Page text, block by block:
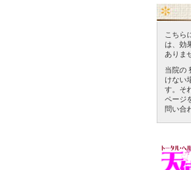
こちら
は、効
ありま
当院の
けない
す。そ
ページ
問い合